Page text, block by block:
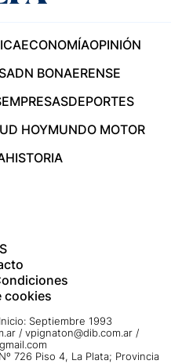
ECONOMÍAOPINIÓN
ADN BONAERENSE
EMPRESASDEPORTES
HOYMUNDO MOTOR
HISTORIA
cookies
Septiembre 1993
/ vpignaton@dib.com.ar /
726 Piso 4, La Plata; Provincia